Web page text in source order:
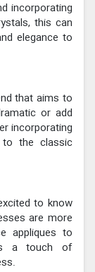
incorporating
this can
elegance to
that aims to
or add
incorporating
the classic
to know
are more
appliques to
a touch of